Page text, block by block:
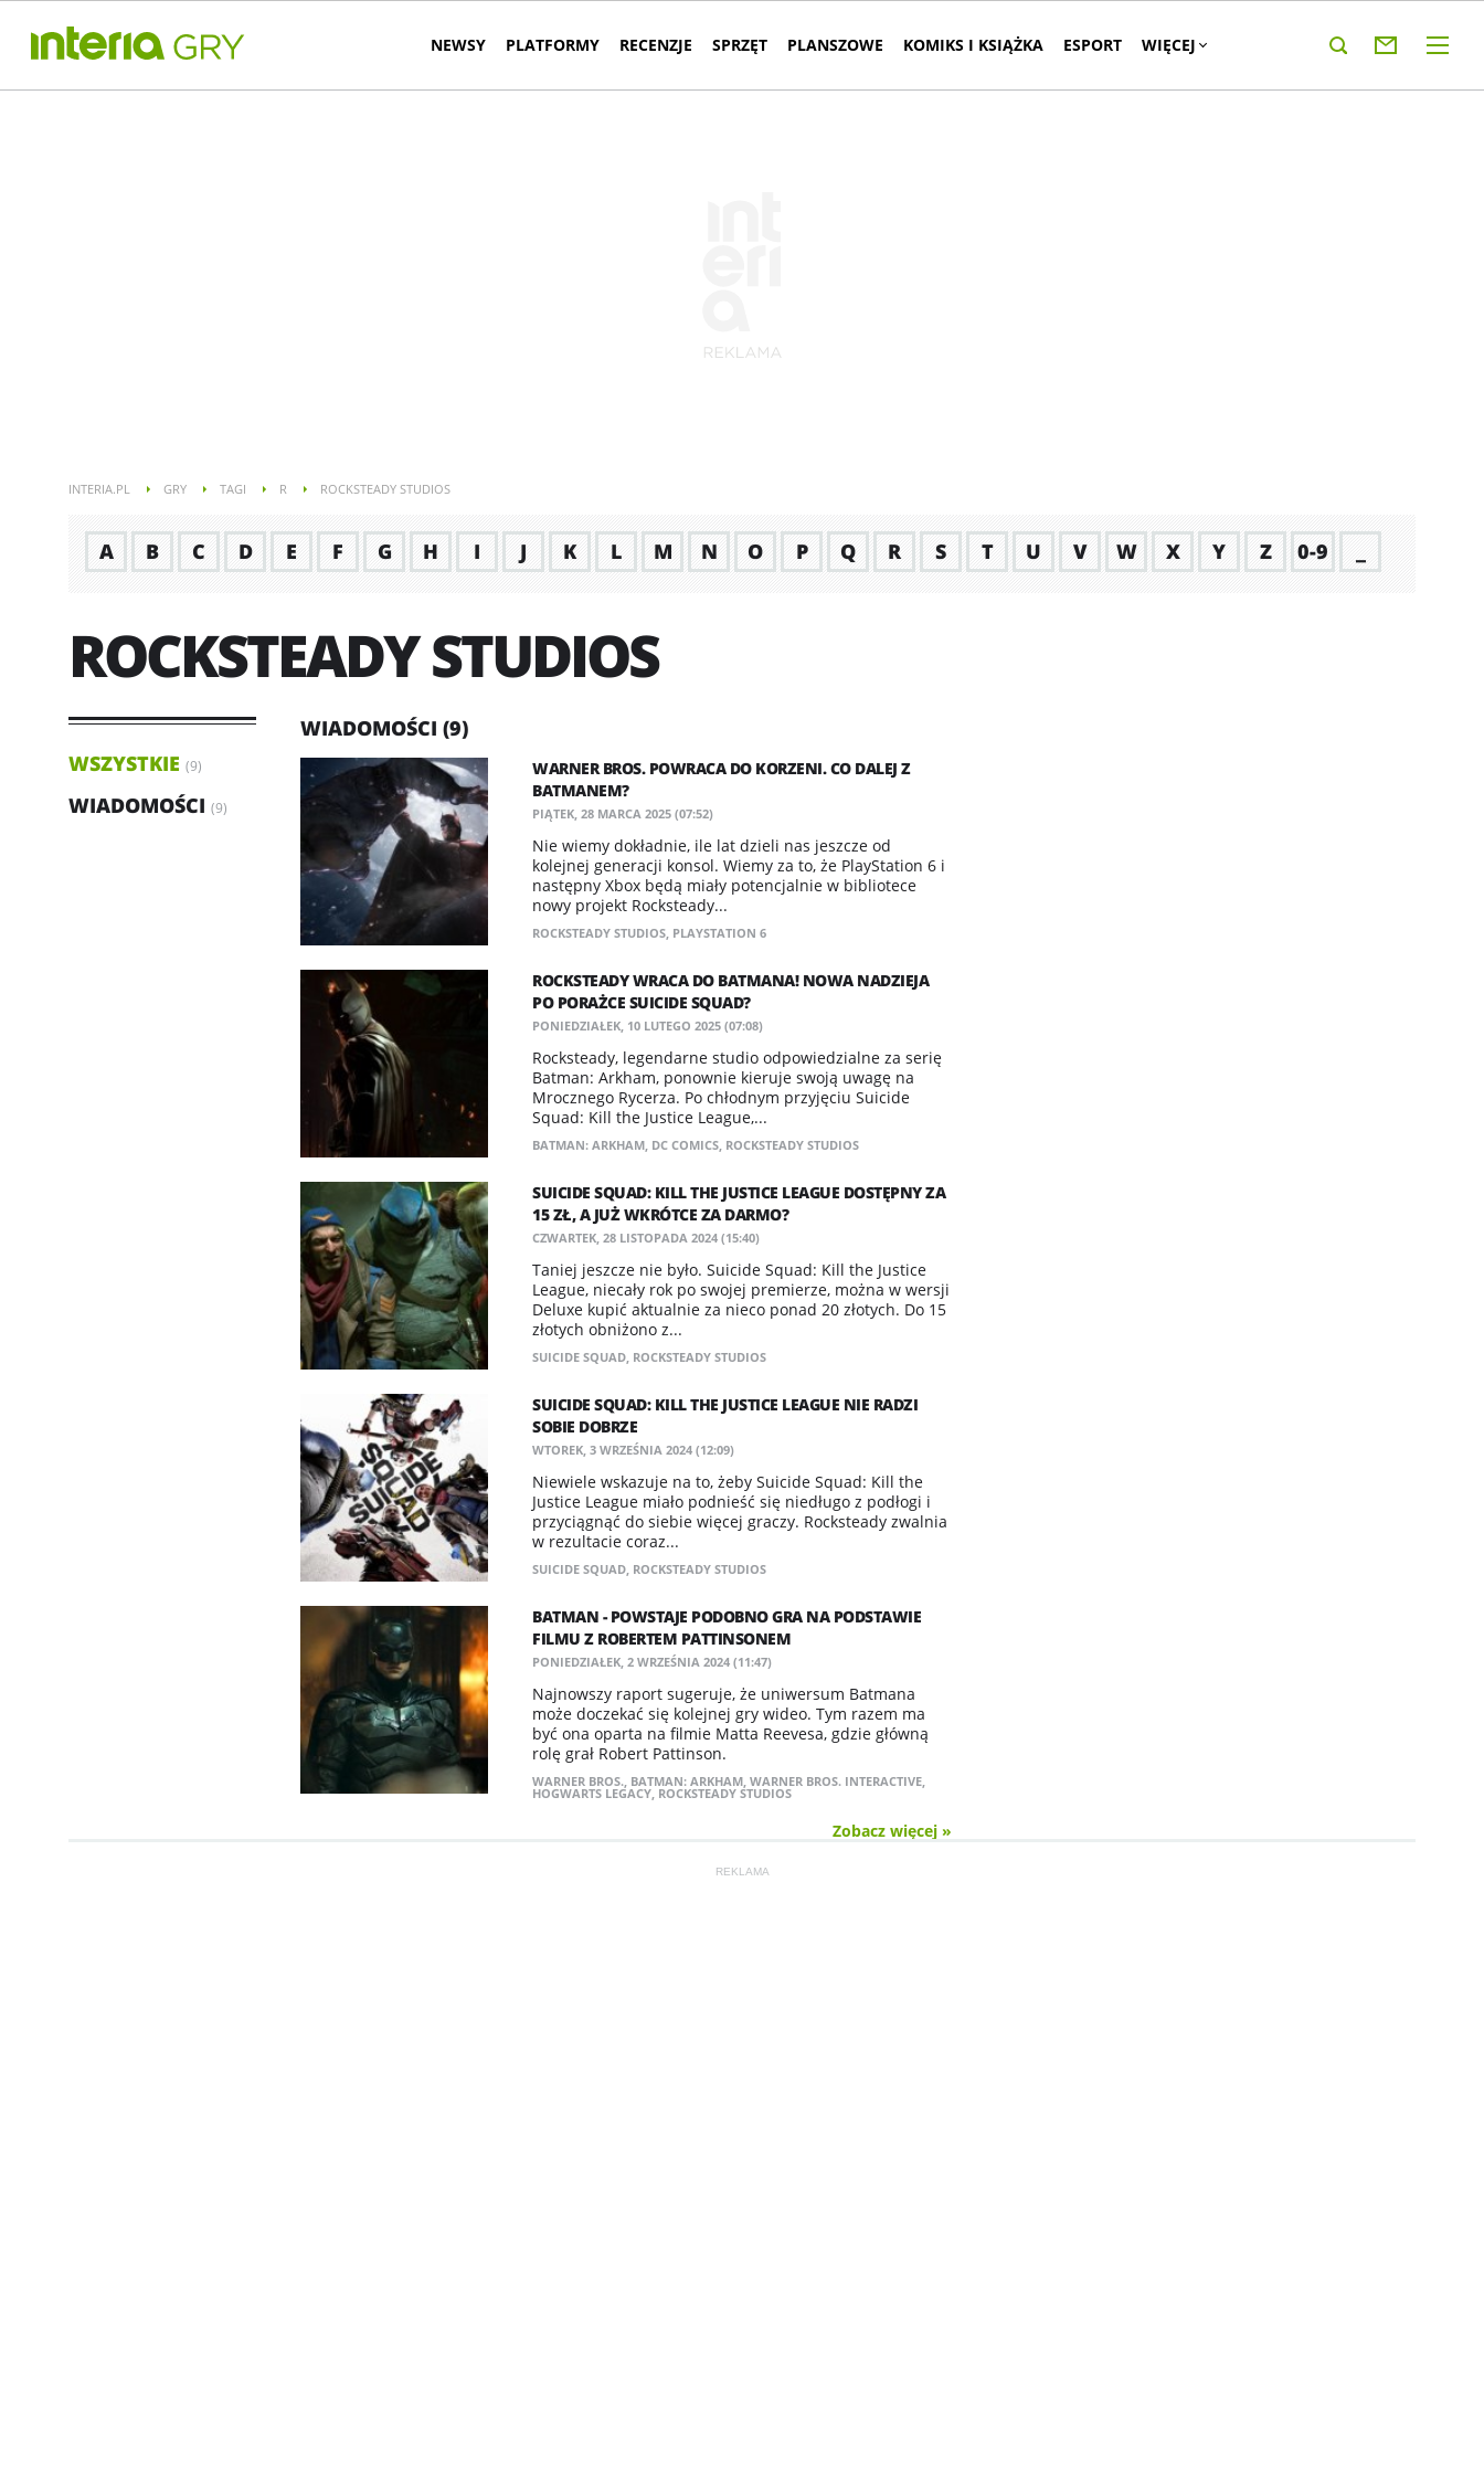
NEWSY PLATFORMY RECENZJE SPRZĘT PLANSZOWE KOMIKS I KSIĄŻKA ESPORT WIĘCEJ
INTERIA.PL GRY TAGI R ROCKSTEADY STUDIOS
A B C D E F G H I J K L M N O P Q R S T U V W X Y Z 0-9
ROCKSTEADY STUDIOS
WSZYSTKIE (9)
WIADOMOŚCI (9)
WIADOMOŚCI (9)
WARNER BROS. POWRACA DO KORZENI. CO DALEJ Z
BATMANEM?
PIĄTEK, 28 MARCA 2025 (07:52)
Nie wiemy dokładnie, ile lat dzieli nas jeszcze od
kolejnej generacji konsol. Wiemy za to, że PlayStation 6 i
następny Xbox będą miały potencjalnie w bibliotece
nowy projekt Rocksteady...
ROCKSTEADY STUDIOS, PLAYSTATION 6
ROCKSTEADY WRACA DO BATMANA! NOWA NADZIEJA
PO PORAŻCE SUICIDE SQUAD?
PONIEDZIAŁEK, 10 LUTEGO 2025 (07:08)
Rocksteady, legendarne studio odpowiedzialne za serię
Batman: Arkham, ponownie kieruje swoją uwagę na
Mrocznego Rycerza. Po chłodnym przyjęciu Suicide
Squad: Kill the Justice League,...
BATMAN: ARKHAM, DC COMICS, ROCKSTEADY STUDIOS
SUICIDE SQUAD: KILL THE JUSTICE LEAGUE DOSTĘPNY ZA
15 ZŁ, A JUŻ WKRÓTCE ZA DARMO?
CZWARTEK, 28 LISTOPADA 2024 (15:40)
Taniej jeszcze nie było. Suicide Squad: Kill the Justice
League, niecały rok po swojej premierze, można w wersji
Deluxe kupić aktualnie za nieco ponad 20 złotych. Do 15
złotych obniżono z...
SUICIDE SQUAD, ROCKSTEADY STUDIOS
SUICIDE SQUAD: KILL THE JUSTICE LEAGUE NIE RADZI
SOBIE DOBRZE
WTOREK, 3 WRZEŚNIA 2024 (12:09)
Niewiele wskazuje na to, żeby Suicide Squad: Kill the
Justice League miało podnieść się niedługo z podłogi i
przyciągnąć do siebie więcej graczy. Rocksteady zwalnia
w rezultacie coraz...
SUICIDE SQUAD, ROCKSTEADY STUDIOS
BATMAN - POWSTAJE PODOBNO GRA NA PODSTAWIE
FILMU Z ROBERTEM PATTINSONEM
PONIEDZIAŁEK, 2 WRZEŚNIA 2024 (11:47)
Najnowszy raport sugeruje, że uniwersum Batmana
może doczekać się kolejnej gry wideo. Tym razem ma
być ona oparta na filmie Matta Reevesa, gdzie główną
rolę grał Robert Pattinson.
WARNER BROS., BATMAN: ARKHAM, WARNER BROS. INTERACTIVE,
HOGWARTS LEGACY, ROCKSTEADY STUDIOS
Zobacz więcej »
REKLAMA